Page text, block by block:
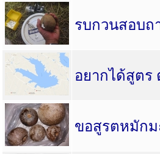
รบกวนสอบถ
อยากได้สูตร
ขอสูรตหมัก